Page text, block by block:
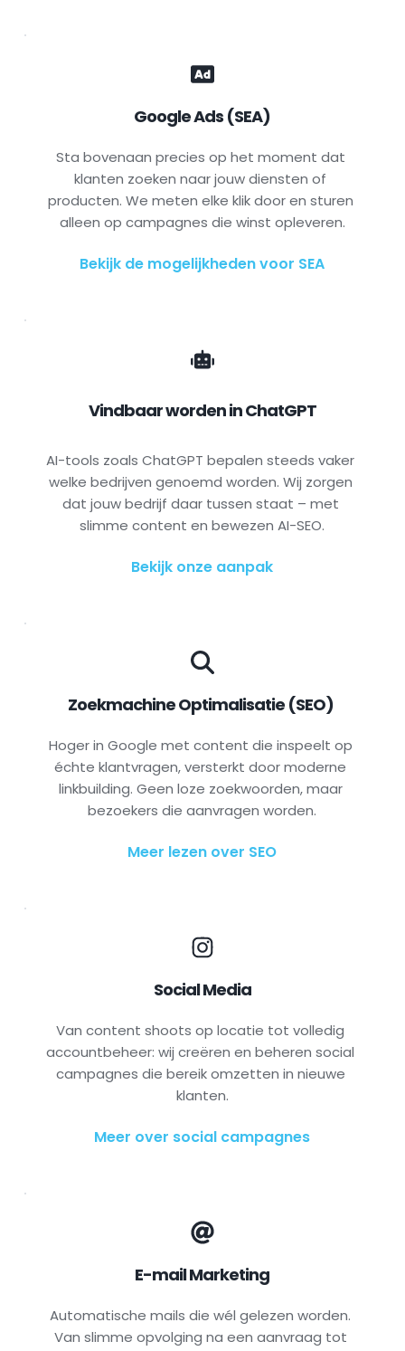
Google Ads (SEA)
Sta bovenaan precies op het moment dat
klanten zoeken naar jouw diensten of
producten. We meten elke klik door en sturen
alleen op campagnes die winst opleveren.
Bekijk de mogelijkheden voor SEA
Vindbaar worden in ChatGPT
AI-tools zoals ChatGPT bepalen steeds vaker
welke bedrijven genoemd worden. Wij zorgen
dat jouw bedrijf daar tussen staat – met
slimme content en bewezen AI-SEO.
Bekijk onze aanpak
Zoekmachine Optimalisatie (SEO)
Hoger in Google met content die inspeelt op
échte klantvragen, versterkt door moderne
linkbuilding. Geen loze zoekwoorden, maar
bezoekers die aanvragen worden.
Meer lezen over SEO
Social Media
Van content shoots op locatie tot volledig
accountbeheer: wij creëren en beheren social
campagnes die bereik omzetten in nieuwe
klanten.
Meer over social campagnes
E-mail Marketing
Automatische mails die wél gelezen worden.
Van slimme opvolging na een aanvraag tot